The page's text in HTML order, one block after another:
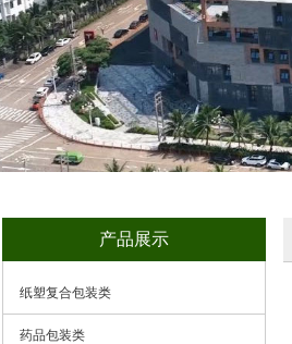
产品展示
纸塑复合包装类
药品包装类